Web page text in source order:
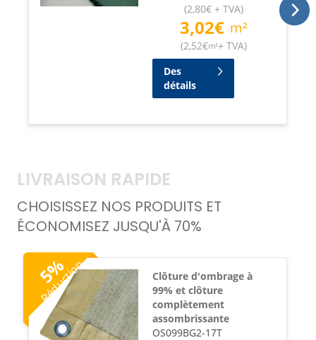
(2,80€+ TVA)
3,02€ m²
(2,52€m²+ TVA)
Des
détails
LIVRAISON RAPIDE
CHOISISSEZ NOS PRODUITS ET
ÉCONOMISEZ JUSQU'À 70%
5
%
Réduction
Clôture d'ombrage à
99% et clôture
complètement
assombrissante
OS099BG2-17T